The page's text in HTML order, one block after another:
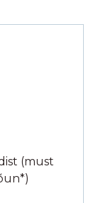
(must